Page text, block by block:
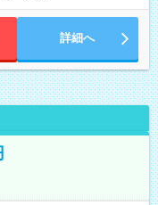
が可能なお仕事です！
詳細へ